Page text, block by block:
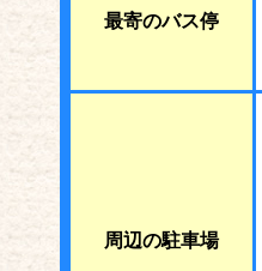
最寄のバス停
周辺の駐車場